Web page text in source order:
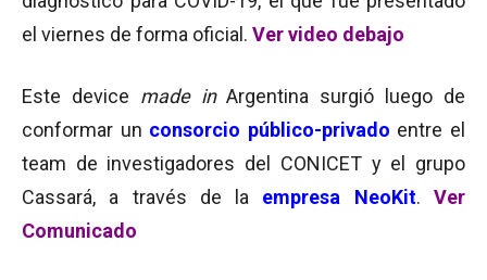
el viernes de forma oficial. Ver video debajo
Este device made inArgentina surgió luego de
conformar un consorcio público-privado entre el
team de investigadores del CONICET y el grupo
Cassará, a través de la empresa NeoKit.Ver
Comunicado